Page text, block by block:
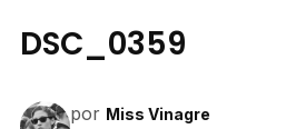
DSC_0359
por Miss Vinagre